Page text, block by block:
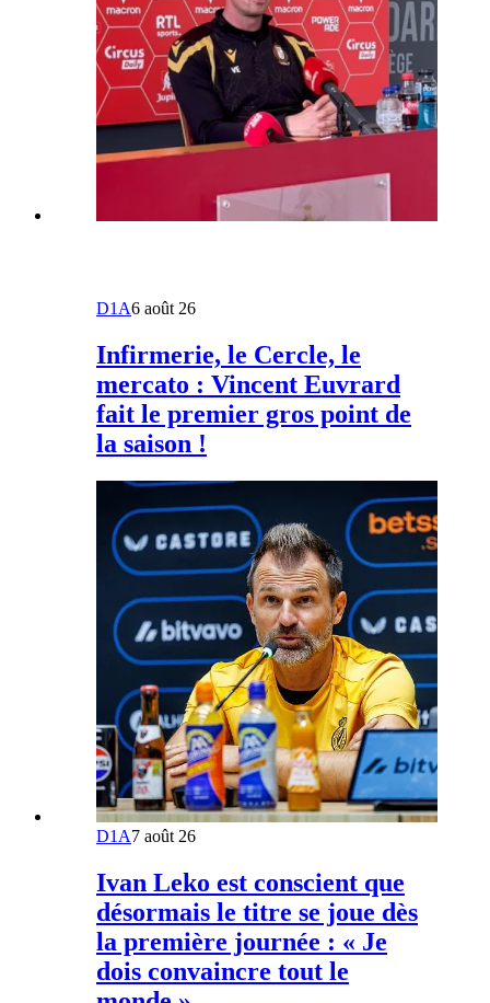
D1A6 août 26
Infirmerie, le Cercle, le
mercato : Vincent Euvrard
fait le premier gros point de
la saison !
D1A7 août 26
Ivan Leko est conscient que
désormais le titre se joue dès
la première journée : « Je
dois convaincre tout le